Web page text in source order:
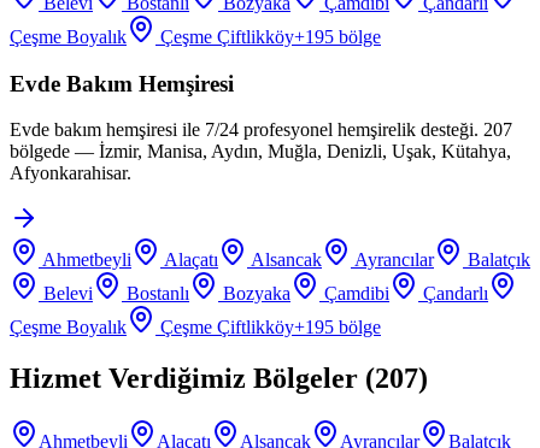
Çeşme Boyalık
Çeşme Çiftlikköy+195 bölge
Evde Bakım Hemşiresi
Evde bakım hemşiresi ile 7/24 profesyonel hemşirelik desteği. 207
bölgede — İzmir, Manisa, Aydın, Muğla, Denizli, Uşak, Kütahya,
Afyonkarahisar.
Ahmetbeyli Alaçatı Alsancak Ayrancılar
Balatçık
Belevi
Bostanlı Bozyaka Çamdibi
Çandarlı
Çeşme Boyalık
Çeşme Çiftlikköy+195 bölge
Hizmet Verdiğimiz Bölgeler (207)
Ahmetbeyli Alaçatı Alsancak Ayrancılar
Balatçık